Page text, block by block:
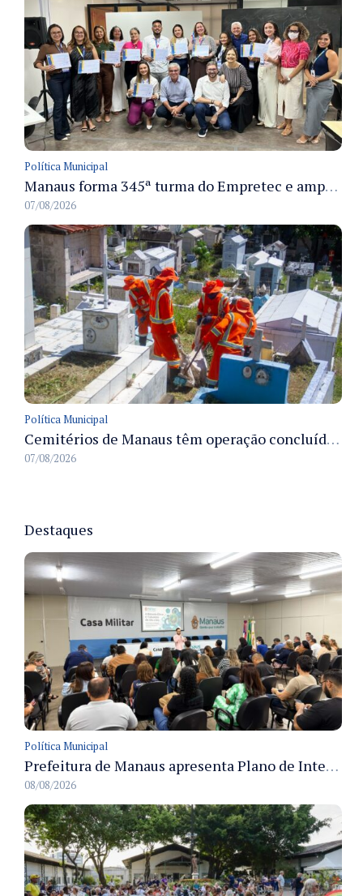
Política Municipal
Manaus forma 345ª turma do Empretec e amplia qualificação de empreendedores na cidade
07/08/2026
Política Municipal
Cemitérios de Manaus têm operação concluída e estrutura pronta para receber famílias no Dia dos Pais
07/08/2026
Destaques
Política Municipal
Prefeitura de Manaus apresenta Plano de Integridade da CGM e qualifica servidores para governança e conformidade no biênio 2027-2028
08/08/2026